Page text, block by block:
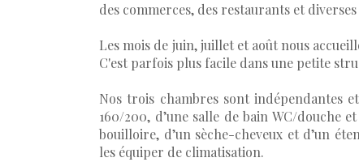
des commerces, des restaurants et
Les mois de juin, juillet et août nous
C'est parfois plus facile dans une petite
Nos trois chambres sont indépendantes
160/200, d’une salle de bain WC/douche
bouilloire, d’un sèche-cheveux et d’un
les équiper de climatisation.